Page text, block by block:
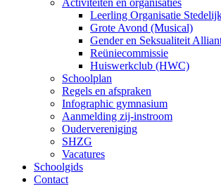
Activiteiten en organisaties
Leerling Organisatie
Grote Avond (Musical)
Gender en Seksualiteit
Reüniecommissie
Huiswerkclub (HWC)
Schoolplan
Regels en afspraken
Infographic gymnasium
Aanmelding zij-instroom
Oudervereniging
SHZG
Vacatures
Schoolgids
Contact